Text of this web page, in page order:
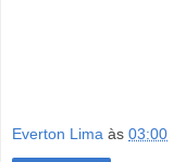
Everton Lima às 03:00